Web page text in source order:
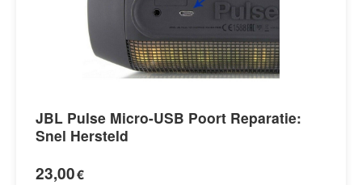
JBL Pulse Micro-USB Poort Reparatie:
Snel Hersteld
23,00€